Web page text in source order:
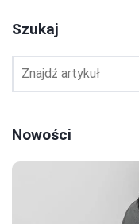
Szukaj
Nowości